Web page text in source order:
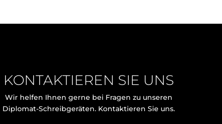
KONTAKTIEREN SIE UNS
Wir helfen Ihnen gerne bei Fragen zu unseren
Diplomat-Schreibgeräten. Kontaktieren Sie uns.